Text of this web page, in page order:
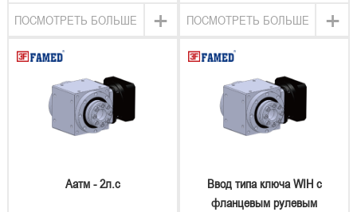
+
ПОСМОТРЕТЬ БОЛЬШЕ +
ПОСМОТРЕТЬ БОЛЬШЕ
Аатм - 2л.с
Ввод типа ключа WIH с
фланцевым рулевым